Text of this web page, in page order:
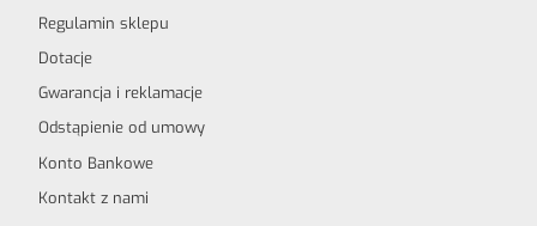
Regulamin sklepu
Dotacje
Gwarancja i reklamacje
Odstąpienie od umowy
Konto Bankowe
Kontakt z nami